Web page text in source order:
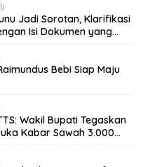
Jadi Sorotan, Klarifikasi
Isi Dokumen yang
Bebi Siap Maju
Wakil Bupati Tegaskan
Kabar Sawah 3.000